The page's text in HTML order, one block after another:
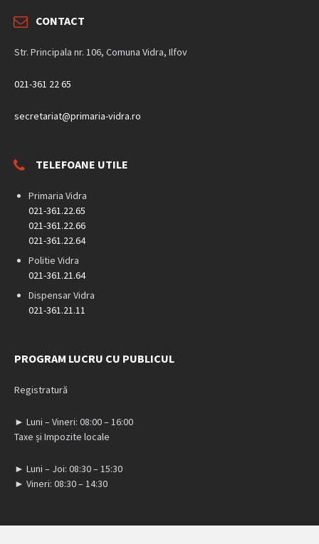
CONTACT
Str. Principala nr. 106, Comuna Vidra, Ilfov
021-361 22 65
secretariat@primaria-vidra.ro
TELEFOANE UTILE
Primaria Vidra
021-361.22.65
021-361.22.66
021-361.22.64
Politie Vidra
021-361.21.64
Dispensar Vidra
021-361.21.11
PROGRAM LUCRU CU PUBLICUL
Registratură
► Luni – Vineri: 08:00 – 16:00
Taxe și Impozite locale
► Luni – Joi: 08:30 – 15:30
► Vineri: 08:30 – 14:30